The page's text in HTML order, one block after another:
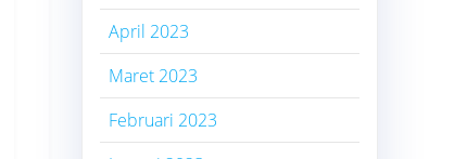
April 2023
Maret 2023
Februari 2023